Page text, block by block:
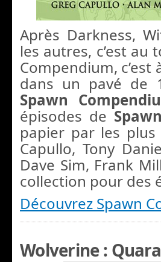
Après Darkness,
les autres, c’est
Compendium,
dans un pavé de
Spawn
épisodes de Spawn
papier par les plus
Capullo, Tony
Dave Sim, Frank
collection pour des
Découvrez Spawn
Wolverine :